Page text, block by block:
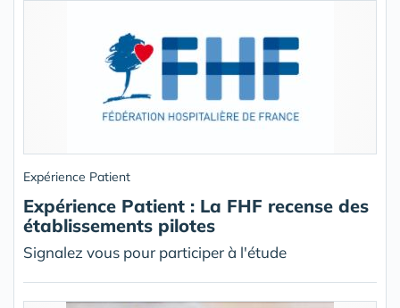
Expérience Patient
Expérience Patient : La FHF recense des
établissements pilotes
Signalez vous pour participer à l'étude